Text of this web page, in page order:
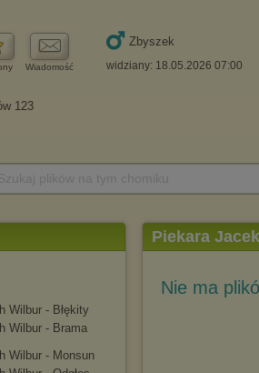
Wiadomość
Zbyszek
widziany: 18.05.2026 07:00
Wilbur - Błękity
Wilbur - Brama
Wilbur - Monsun
Piekara
Nie ma